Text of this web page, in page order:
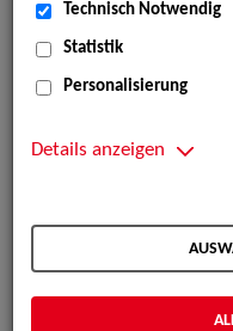
Technisch Notwendig
Statistik
Personalisierung
Details anzeigen